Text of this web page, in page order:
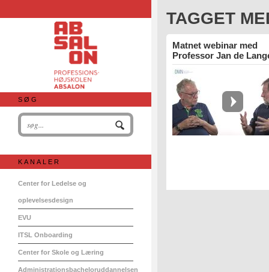
SØG
KANALER
Center for Ledelse og
oplevelsesdesign
EVU
ITSL Onboarding
Center for Skole og Læring
Administrationsbacheloruddannelsen
TAGGET
Matnet webinar med
Professor Jan de